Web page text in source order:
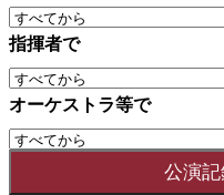
指揮者で
オーケストラ等で